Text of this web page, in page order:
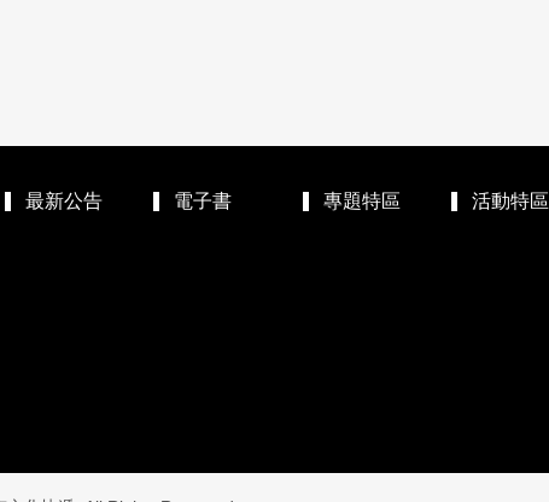
最新公告 電子書 專題特區 活動特區